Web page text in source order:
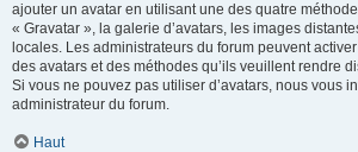
ajouter un avatar en utilisant une des quatre
« Gravatar », la galerie d’avatars, les images
locales. Les administrateurs du forum peuvent
des avatars et des méthodes qu’ils veuillent rendre
Si vous ne pouvez pas utiliser d’avatars, nous vous
administrateur du forum.
Haut